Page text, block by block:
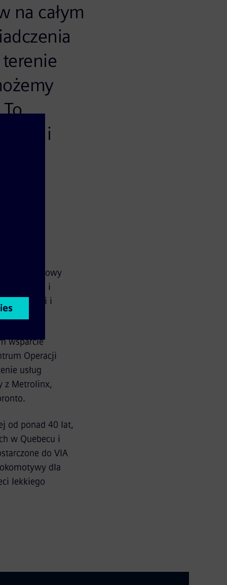
na całym
i
i kolejowy
i
i
wsparcie
Operacji
usług
z Metrolinx,
od ponad 40 lat,
w Quebecu i
do VIA
dla
lekkiego